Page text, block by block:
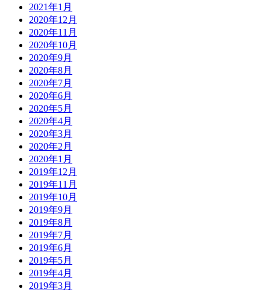
2021年1月
2020年12月
2020年11月
2020年10月
2020年9月
2020年8月
2020年7月
2020年6月
2020年5月
2020年4月
2020年3月
2020年2月
2020年1月
2019年12月
2019年11月
2019年10月
2019年9月
2019年8月
2019年7月
2019年6月
2019年5月
2019年4月
2019年3月